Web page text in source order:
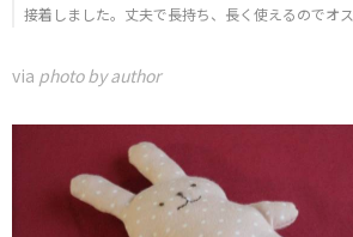
接着しました。丈夫で長持ち、長く使えるのでオス
via photo by author